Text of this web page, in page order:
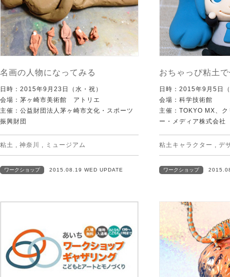
名画の人物になってみる
日時：2015年9月23日（水・祝）
会場：茅ヶ崎市美術館 アトリエ
主催：公益財団法人茅ヶ崎市文化・スポーツ
振興財団
粘土 , 神奈川 , ミュージアム
ワークショップ 2015.08.19 WED UPDATE
おちゃっぴ粘土
日時：2015年9月5日
会場：科学技術館
主催：TOKYO MX、
ー・メディア株式会社
粘土キャラクター , デ
ワークショップ